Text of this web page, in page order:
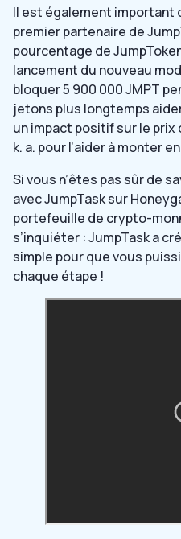
Il est également important
premier partenaire de
pourcentage de
lancement du nouveau
bloquer 5 900 000 JMPT
jetons plus longtemps
un impact positif sur le prix
k. a. pour l’aider à monter
Si vous n’êtes pas sûr de
avec JumpTask sur
portefeuille de crypto-
s’inquiéter : JumpTask a
simple pour que vous
chaque étape !